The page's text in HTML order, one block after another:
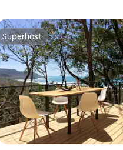
média de 5, 116
Superhost
Superhost